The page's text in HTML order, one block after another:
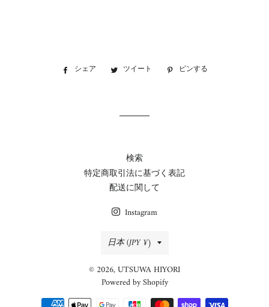
シェア
Facebookツイート
Twitter ピンする
検索
特定商取引法に基づく表記
配送に関して
Instagram
国/
地
域
日本 (JPY ¥)
© 2026, UTSUWA HIYORI
Powered by Shopify